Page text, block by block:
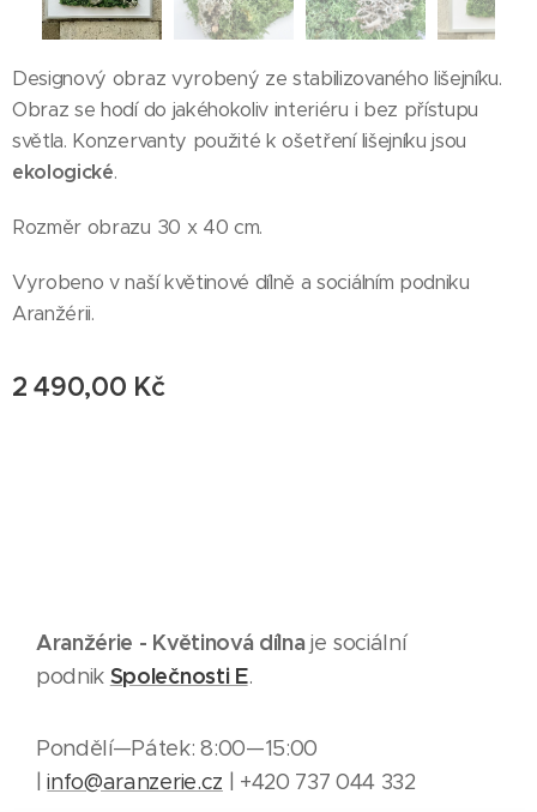
Designový obraz vyrobený ze stabilizovaného lišejníku.
Obraz se hodí do jakéhokoliv interiéru i bez přístupu
světla. Konzervanty použité k ošetření lišejníku jsou
ekologické.
Rozměr obrazu 30 x 40 cm.
Vyrobeno v naší květinové dílně a sociálním podniku
Aranžérii.
2 490,00 Kč
Aranžérie - Květinová dílnaje sociální
podnik Společnosti E.
Pondělí—Pátek: 8:00—15:00
|info@aranzerie.cz | +420 737 044 332